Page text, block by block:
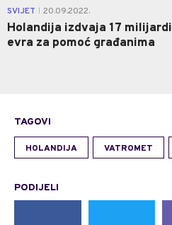
SVIJET 20.09.2022.
Holandija izdvaja 17 milijardi
evra za pomoć građanima
TAGOVI
HOLANDIJA VATROMET
PODIJELI